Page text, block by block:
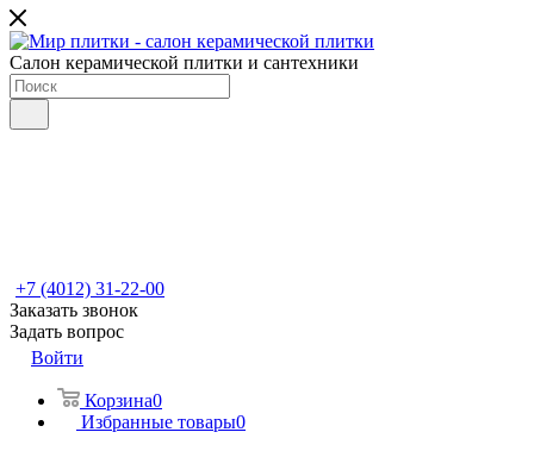
Салон керамической плитки и сантехники
+7 (4012) 31-22-00
Заказать звонок
Задать вопрос
Войти
Корзина0
Избранные товары0